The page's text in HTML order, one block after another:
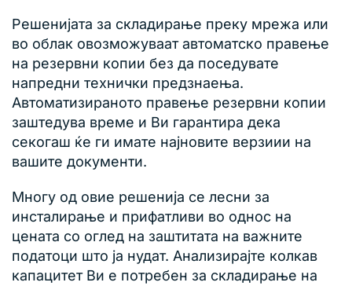
Решенијата за складирање преку мрежа или
во облак овозможуваат автоматско правење
на резервни копии без да поседувате
напредни технички предзнаења.
Автоматизираното правење резервни копии
заштедува време и Ви гарантира дека
секогаш ќе ги имате најновите верзиии на
вашите документи.
Многу од овие решенија се лесни за
инсталирање и прифатливи во однос на
цената со оглед на заштитата на важните
податоци што ја нудат. Анализирајте колкав
капацитет Ви е потребен за складирање на